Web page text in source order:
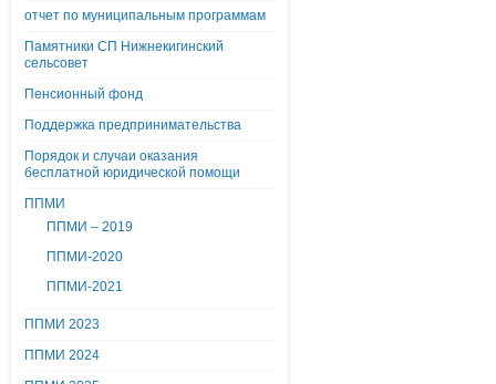
отчет по муниципальным программам
Памятники СП Нижнекигинский
сельсовет
Пенсионный фонд
Поддержка предпринимательства
Порядок и случаи оказания
бесплатной юридической помощи
ППМИ
ППМИ – 2019
ППМИ-2020
ППМИ-2021
ППМИ 2023
ППМИ 2024